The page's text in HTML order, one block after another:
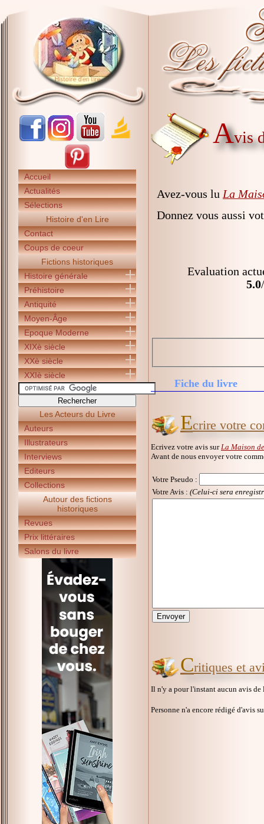
Accueil
Actualités
Sélections
Histoire d'en Lire
Contact
Coups de coeur
Fictions historiques
Histoire générale
Préhistoire
Antiquité
Moyen-Âge
Epoque Moderne
XIXè siècle
XXè siècle
XXIè siècle
Les Acteurs du Livre
Auteurs
Illustrateurs
Interviews
Editeurs
Collections
Autour des fictions
historiques
Revues
Prix littéraires
Salons du livre
Avis
Avez-vous lu La
Donnez vous aussi
Evaluation
5.0
Fiche du livre
Ecrire votre
Ecrivez votre avis sur La Maison
Avant de nous envoyer votre
Votre Pseudo :
Votre Avis : (Celui-ci sera
Critiques et
Il n'y a pour l'instant aucun avis
Personne n'a encore rédigé d'avis